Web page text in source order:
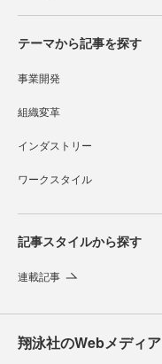
テーマから記事を探す
事業開発
組織変革
インダストリー
ワークスタイル
記事スタイルから探す
連載記事
翔泳社のWebメディア